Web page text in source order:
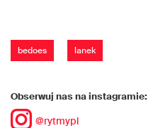
bedoes lanek
Obserwuj nas na instagramie:
@rytmypl